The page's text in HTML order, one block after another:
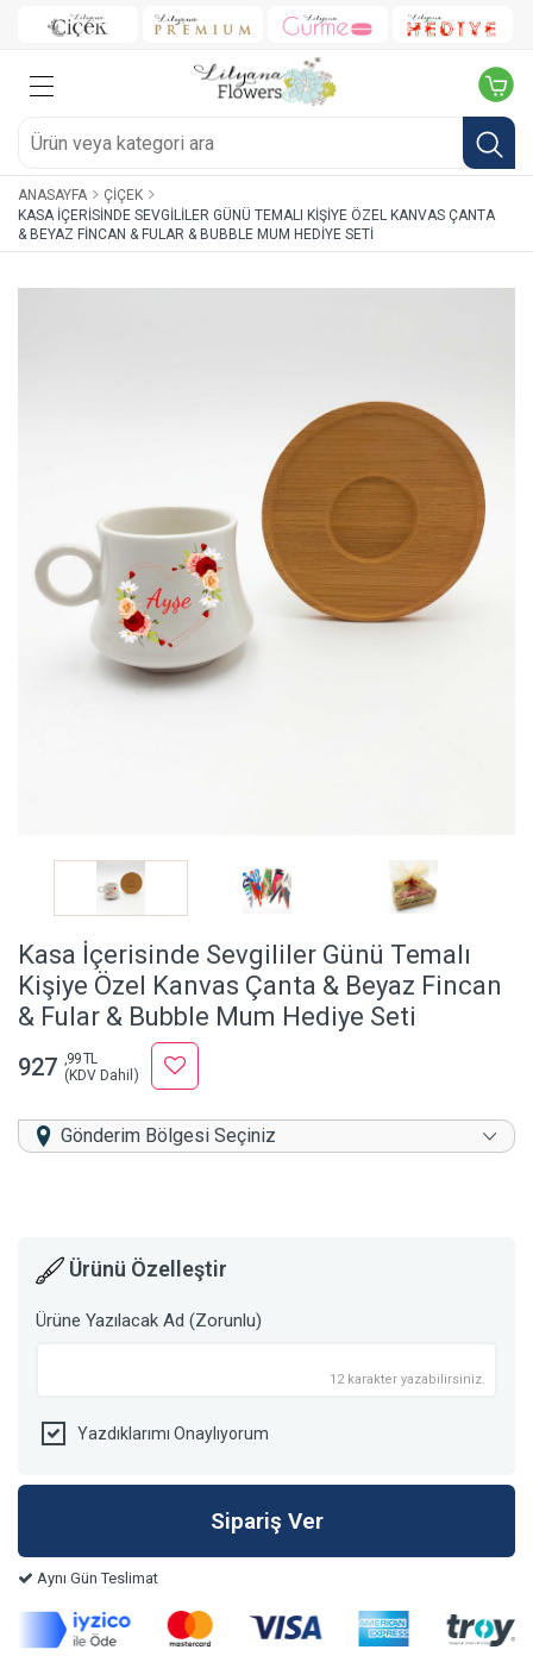
ANASAYFA
ÇIÇEK
KASA İÇERISINDE SEVGILILER GÜNÜ TEMALI KIŞIYE ÖZEL KANVAS ÇANTA
& BEYAZ FINCAN & FULAR & BUBBLE MUM HEDIYE SETI
Kasa İçerisinde Sevgililer Günü Temalı
Kişiye Özel Kanvas Çanta & Beyaz Fincan
& Fular & Bubble Mum Hediye Seti
927 ,99 TL
(KDV Dahil)
Gönderim Bölgesi Seçiniz
Ürünü Özelleştir
Ürüne Yazılacak Ad (Zorunlu)
12 karakter yazabilirsiniz.
Yazdıklarımı Onaylıyorum
Aynı Gün Teslimat